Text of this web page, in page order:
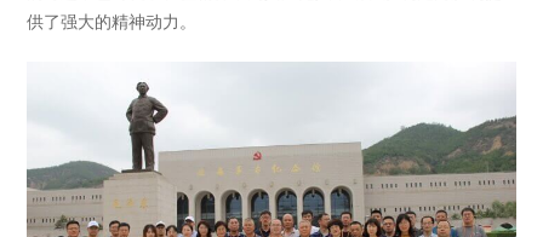
供了强大的精神动力。